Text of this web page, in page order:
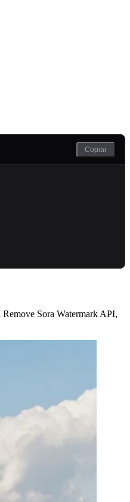
Copiar
Sora Watermark API,